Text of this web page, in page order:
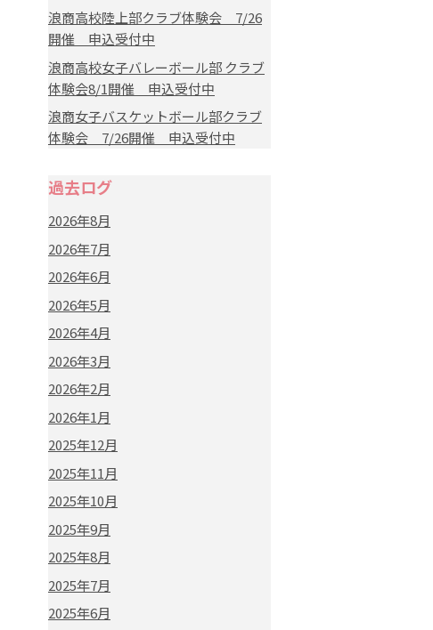
浪商高校陸上部クラブ体験会 7/26
開催 申込受付中
浪商高校女子バレーボール部 クラブ
体験会8/1開催 申込受付中
浪商女子バスケットボール部クラブ
体験会 7/26開催 申込受付中
過去ログ
2026年8月
2026年7月
2026年6月
2026年5月
2026年4月
2026年3月
2026年2月
2026年1月
2025年12月
2025年11月
2025年10月
2025年9月
2025年8月
2025年7月
2025年6月